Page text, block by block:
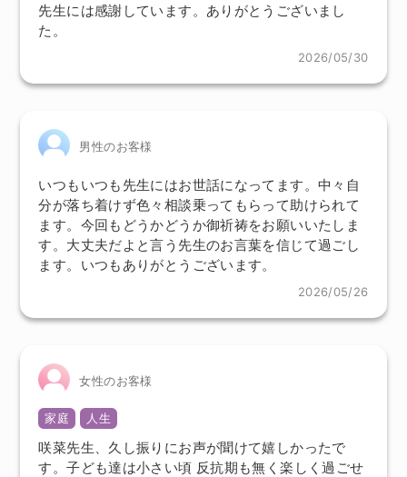
先生には感謝しています。ありがとうございまし
た。
2026/05/30
男性のお客様
いつもいつも先生にはお世話になってます。中々自
分が落ち着けず色々相談乗ってもらって助けられて
ます。今回もどうかどうか御祈祷をお願いいたしま
す。大丈夫だよと言う先生のお言葉を信じて過ごし
ます。いつもありがとうございます。
2026/05/26
女性のお客様
家庭 人生
咲菜先生、久し振りにお声が聞けて嬉しかったで
す。子ども達は小さい頃 反抗期も無く楽しく過ごせ